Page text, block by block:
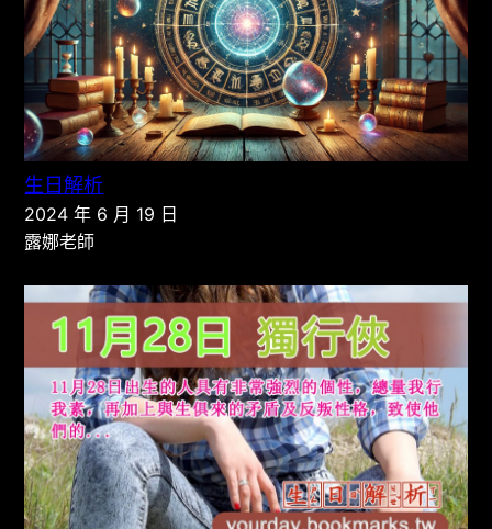
生日解析
2024 年 6 月 19 日
露娜老師